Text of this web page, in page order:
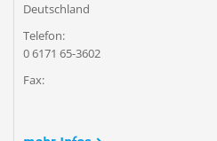
Deutschland
Telefon:
0 6171 65-3602
Fax: